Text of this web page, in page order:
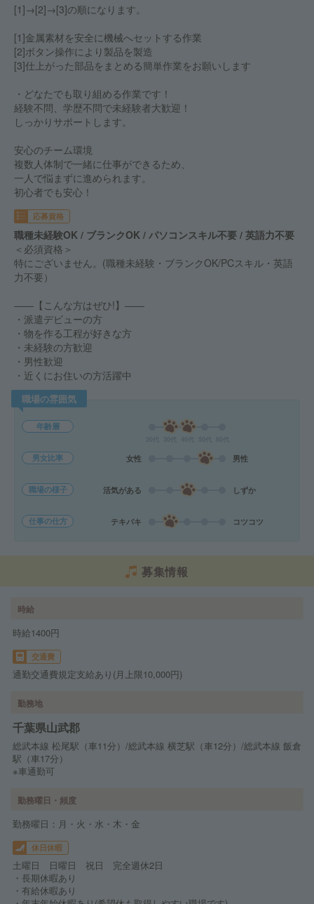
[1]→[2]→[3]の順になります。
[1]金属素材を安全に機械へセットする作業
[2]ボタン操作により製品を製造
[3]仕上がった部品をまとめる簡単作業をお願いします
・どなたでも取り組める作業です！
経験不問、学歴不問で未経験者大歓迎！
しっかりサポートします。
安心のチーム環境
複数人体制で一緒に仕事ができるため、
一人で悩まずに進められます。
初心者でも安心！
応募資格
職種未経験OK / ブランクOK / パソコンスキル不要 / 英語力不要
＜必須資格＞
特にございません。(職種未経験・ブランクOK/PCスキル・英語
力不要）
――【こんな方はぜひ!】――
・派遣デビューの方
・物を作る工程が好きな方
・未経験の方歓迎
・男性歓迎
・近くにお住いの方活躍中
職場の雰囲気
年齢層
男女比率 女性 男性
職場の様子 活気がある しずか
仕事の仕方 テキパキ コツコツ
募集情報
時給
時給1400円
交通費
通勤交通費規定支給あり(月上限10,000円)
勤務地
千葉県山武郡
総武本線 松尾駅（車11分）/総武本線 横芝駅（車12分）/総武本線 飯倉
駅（車17分）
※車通勤可
勤務曜日・頻度
勤務曜日：月・火・水・木・金
休日休暇
土曜日 日曜日 祝日 完全週休2日
・長期休暇あり
・有給休暇あり